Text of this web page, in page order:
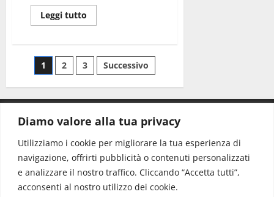
Diamo valore alla tua privacy
Utilizziamo i cookie per migliorare la tua esperienza di
navigazione, offrirti pubblicità o contenuti personalizzati
e analizzare il nostro traffico. Cliccando “Accetta tutti”,
acconsenti al nostro utilizzo dei cookie.
Leggi tutto
1 2 3 Successivo
CONTATTI.
Redazione: redazione@www.martinasera.it
Direttore:direttore@www.martinasera.it
Info & Commerciale:info@www.martinasera.it